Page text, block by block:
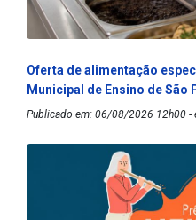
Oferta de alimentação
Municipal de Ensino de São
Publicado em: 06/08/2026 12h00 -